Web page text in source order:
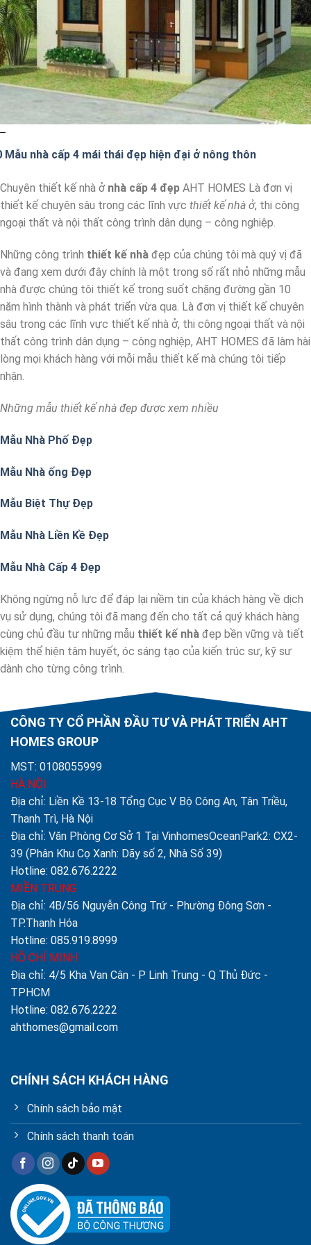
Mẫu nhà cấp 4 mái thái đẹp hiện đại ở nông thôn
Chuyên thiết kế nhà ở nhà cấp 4 đẹp AHT HOMES Là đơn vị
thiết kế chuyên sâu trong các lĩnh vực thiết kế nhà ở, thi công
ngoại thất và nội thất công trình dân dụng – công nghiệp.
Những công trình thiết kế nhà đẹp của chúng tôi mà quý vị đã
và đang xem dưới đây chính là một trong số rất nhỏ những mẫu
nhà được chúng tôi thiết kế trong suốt chặng đường gần 10
năm hình thành và phát triển vừa qua. Là đơn vị thiết kế chuyên
sâu trong các lĩnh vực thiết kế nhà ở, thi công ngoại thất và nội
thất công trình dân dụng – công nghiệp, AHT HOMES đã làm hài
lòng mọi khách hàng với mỗi mẫu thiết kế mà chúng tôi tiếp
nhận.
Những mẫu thiết kế nhà đẹp được xem nhiều
Mẫu Nhà Phố Đẹp
Mẫu Nhà ống Đẹp
Mẫu Biệt Thự Đẹp
Mẫu Nhà Liền Kề Đẹp
Mẫu Nhà Cấp 4 Đẹp
Không ngừng nỗ lực để đáp lại niềm tin của khách hàng về dịch
vụ sử dụng, chúng tôi đã mang đến cho tất cả quý khách hàng
cùng chủ đầu tư những mẫu thiết kế nhà đẹp bền vững và tiết
kiệm thể hiện tâm huyết, óc sáng tạo của kiến trúc sư, kỹ sư
dành cho từng công trình.
CÔNG TY CỔ PHẦN ĐẦU TƯ VÀ PHÁT TRIỂN AHT
HOMES GROUP
MST: 0108055999
HÀ NỘI
Địa chỉ: Liền Kề 13-18 Tổng Cục V Bộ Công An, Tân Triều,
Thanh Trì, Hà Nội
Địa chỉ: Văn Phòng Cơ Sở 1 Tại VinhomesOceanPark2: CX2-
39 (Phân Khu Cọ Xanh: Dãy số 2, Nhà Số 39)
Hotline: 082.676.2222
MIỀN TRUNG
Địa chỉ: 4B/56 Nguyễn Công Trứ - Phường Đông Sơn -
TP.Thanh Hóa
Hotline: 085.919.8999
HỒ CHÍ MINH
Địa chỉ: 4/5 Kha Vạn Cân - P Linh Trung - Q Thủ Đức -
TPHCM
Hotline: 082.676.2222
ahthomes@gmail.com
CHÍNH SÁCH KHÁCH HÀNG
Chính sách bảo mật
Chính sách thanh toán